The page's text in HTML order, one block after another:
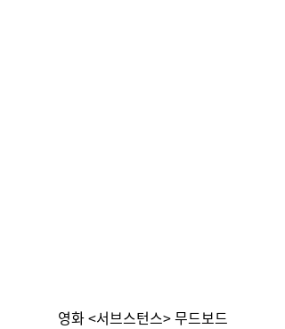
영화 <서브스턴스> 무드보드